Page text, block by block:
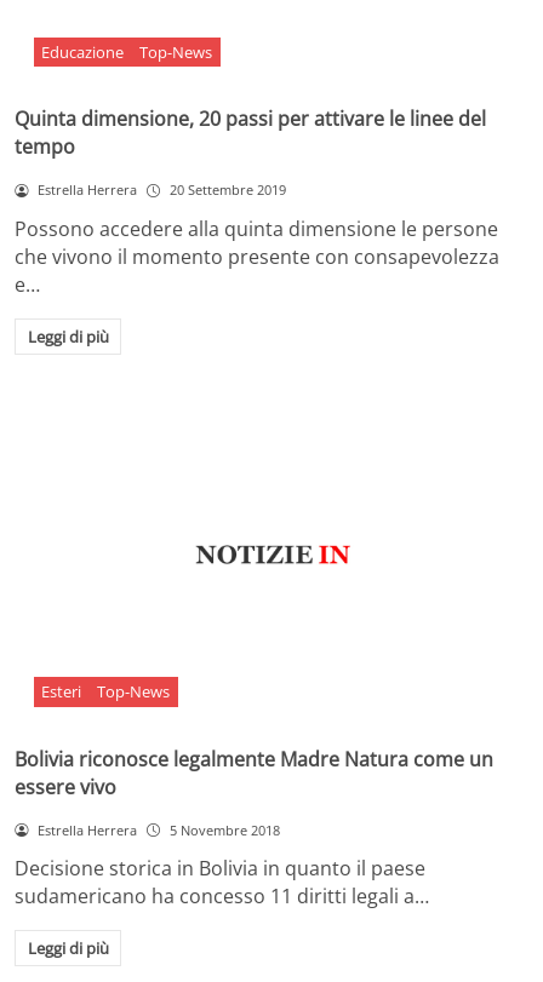
Educazione Top-News
Quinta dimensione, 20 passi per attivare le linee del
tempo
Estrella Herrera 20 Settembre 2019
Possono accedere alla quinta dimensione le persone
che vivono il momento presente con consapevolezza
e…
Leggi di più
Esteri Top-News
Bolivia riconosce legalmente Madre Natura come un
essere vivo
Estrella Herrera 5 Novembre 2018
Decisione storica in Bolivia in quanto il paese
sudamericano ha concesso 11 diritti legali a…
Leggi di più